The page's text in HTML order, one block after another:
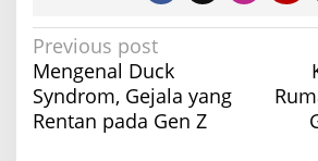
P
o
s
t
Previous post
Mengenal Duck
Syndrom, Gejala yang
Rentan pada Gen Z